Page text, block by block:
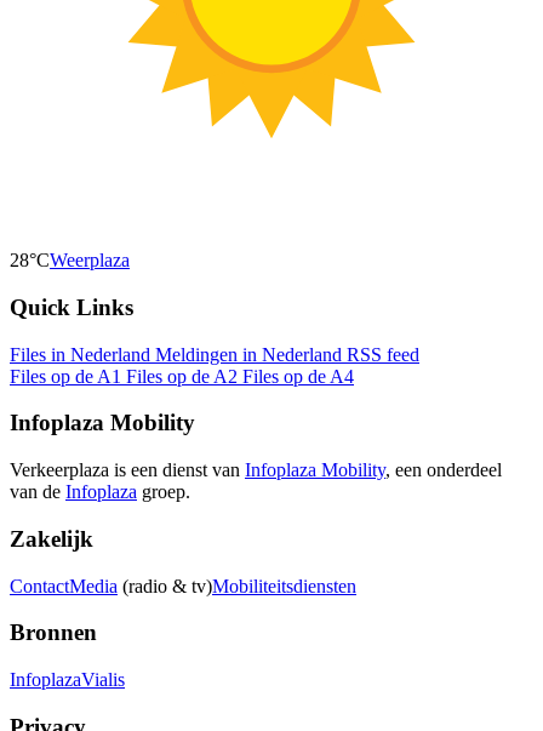
28°CWeerplaza
Quick Links
Files in Nederland Meldingen in Nederland RSS feed
Files op de A1 Files op de A2 Files op de A4
Infoplaza Mobility
Verkeerplaza is een dienst van Infoplaza Mobility, een onderdeel
van de Infoplaza groep.
Zakelijk
ContactMedia (radio & tv)Mobiliteitsdiensten
Bronnen
InfoplazaVialis